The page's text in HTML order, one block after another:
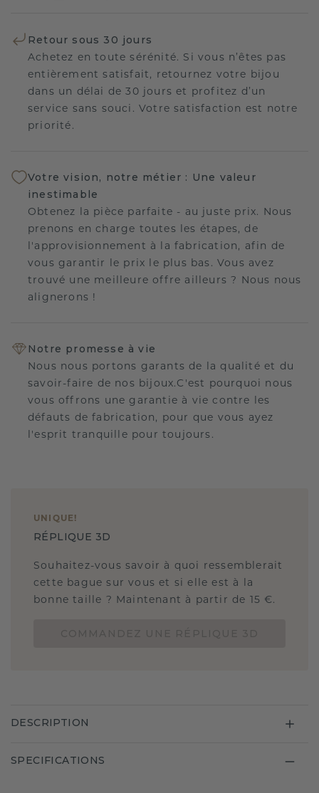
Retour sous 30 jours
Achetez en toute sérénité. Si vous n’êtes pas
entièrement satisfait, retournez votre bijou
dans un délai de 30 jours et profitez d’un
service sans souci. Votre satisfaction est notre
priorité.
Votre vision, notre métier : Une valeur
inestimable
Obtenez la pièce parfaite - au juste prix. Nous
prenons en charge toutes les étapes, de
l'approvisionnement à la fabrication, afin de
vous garantir le prix le plus bas. Vous avez
trouvé une meilleure offre ailleurs ? Nous nous
alignerons !
Notre promesse à vie
Nous nous portons garants de la qualité et du
savoir-faire de nos bijoux.C'est pourquoi nous
vous offrons une garantie à vie contre les
défauts de fabrication, pour que vous ayez
l'esprit tranquille pour toujours.
UNIQUE !
RÉPLIQUE 3D
Souhaitez-vous savoir à quoi ressemblerait
cette bague sur vous et si elle est à la
bonne taille ? Maintenant à partir de 15 €.
DESCRIPTION
SPECIFICATIONS